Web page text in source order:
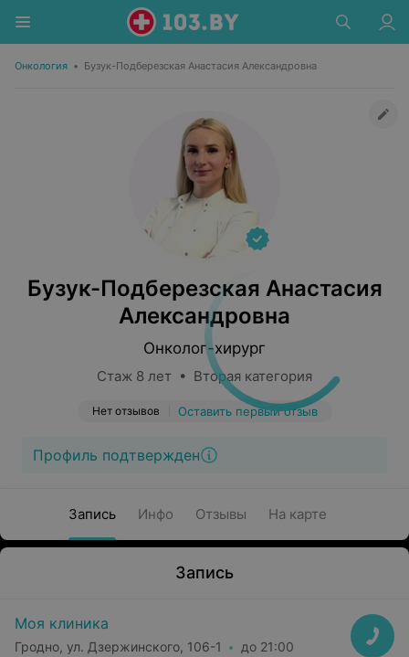
Онкология • Бузук-Подберезская Анастасия Александровна
Бузук-Подберезская Анастасия
Александровна
Онколог-хирург
Стаж 8 лет • Вторая категория
Нет отзывов Оставить первый отзыв
Профиль подтвержден
Запись Инфо Отзывы На карте
Запись
Моя клиника
Гродно, ул. Дзержинского, 106-1 до 21:00